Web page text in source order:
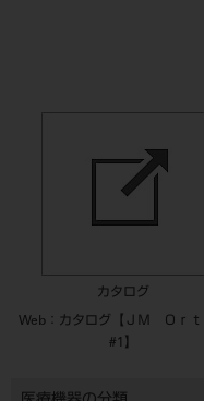
カタログ
Web：カタログ【ＪＭ Ｏｒｔ
#1】